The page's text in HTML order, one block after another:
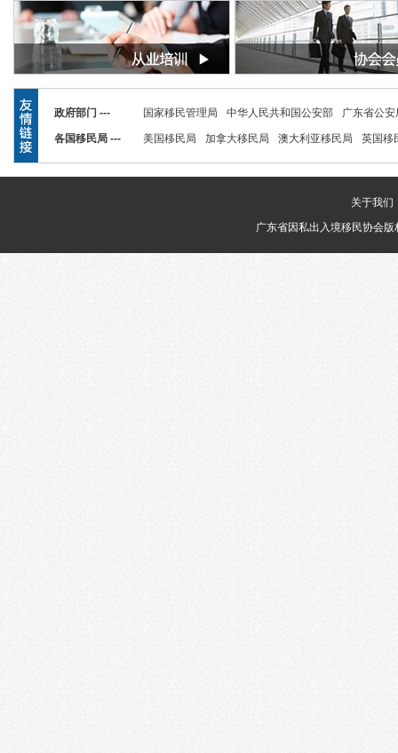
政府部门 --- 国家移民管理局 中华人民共和国公安部 广东省公
各国移民局 --- 美国移民局 加拿大移民局 澳大利亚移民局 英国移
关于我们
广东省因私出入境移民协会